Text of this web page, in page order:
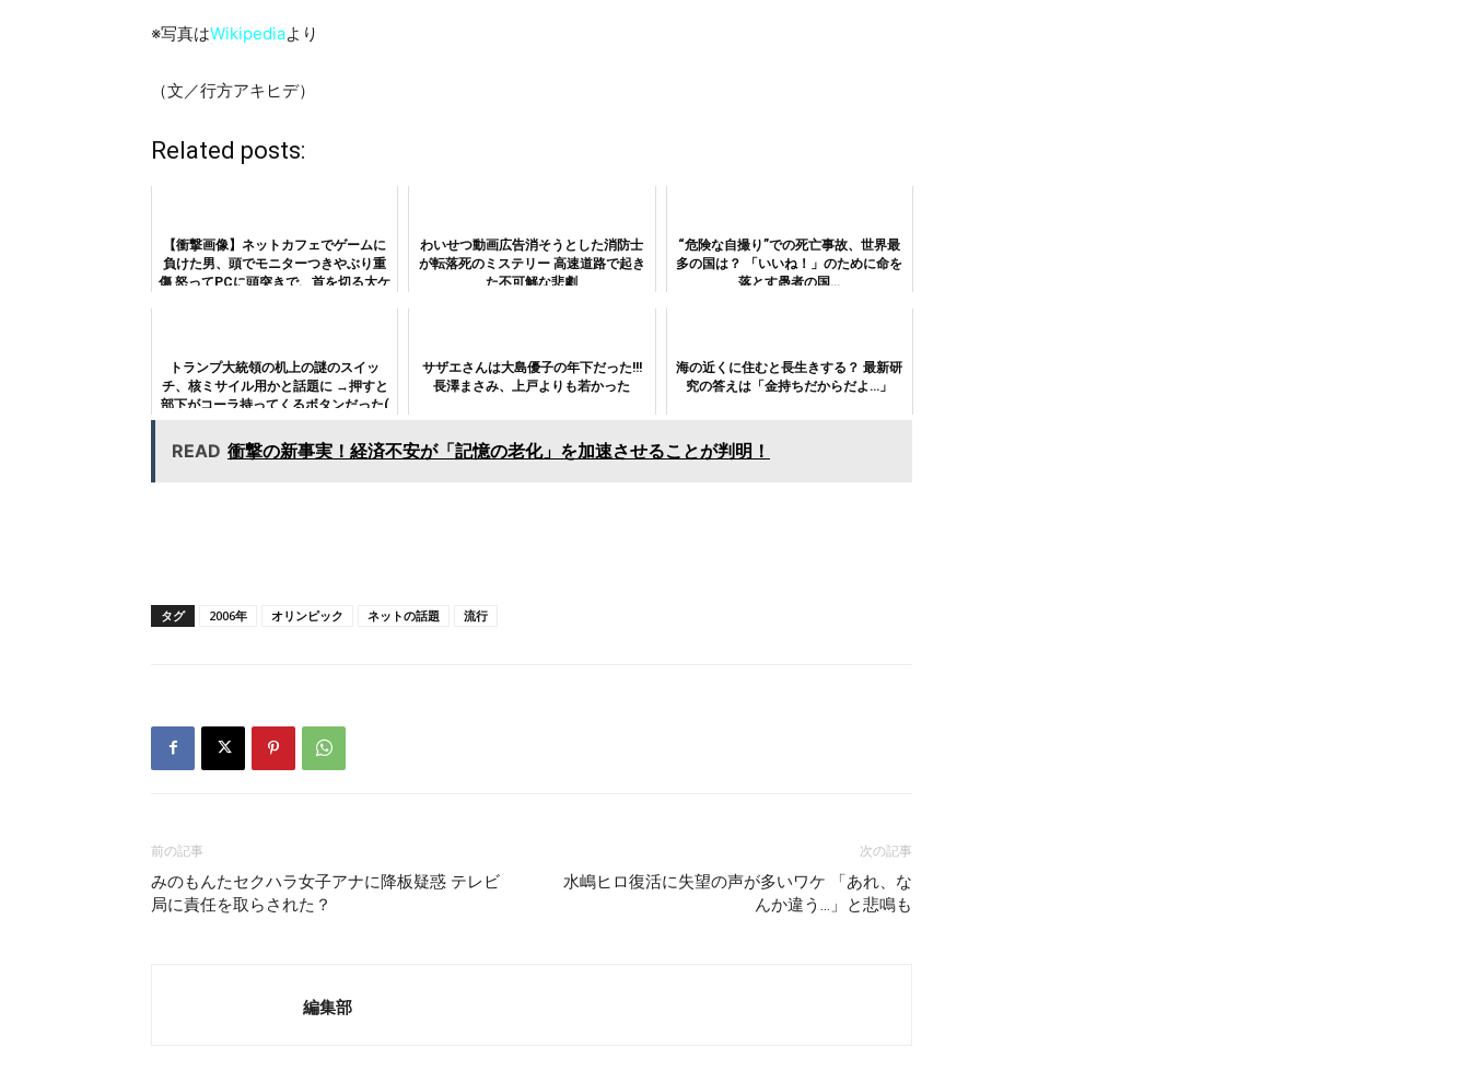
※写真はWikipediaより
（文／行方アキヒデ）
Related posts:
【衝撃画像】ネットカフェでゲームに
負けた男、頭でモニターつきやぶり重
傷 怒ってPCに頭突きで、首を切る大ケ
わいせつ動画広告消そうとした消防士
が転落死のミステリー 高速道路で起き
た不可解な悲劇
“危険な自撮り”での死亡事故、世界最
多の国は？ 「いいね！」のために命を
落とす愚者の国…
トランプ大統領の机上の謎のスイッ
チ、核ミサイル用かと話題に →押すと
部下がコーラ持ってくるボタンだった(
サザエさんは大島優子の年下だった!!!
長澤まさみ、上戸よりも若かった
海の近くに住むと長生きする？ 最新研
究の答えは「金持ちだからだよ…」
READ 衝撃の新事実！経済不安が「記憶の老化」を加速させることが判明！
タグ 2006年 オリンピック ネットの話題 流行
前の記事
みのもんたセクハラ女子アナに降板疑惑 テレビ
局に責任を取らされた？
次の記事
水嶋ヒロ復活に失望の声が多いワケ 「あれ、な
んか違う…」と悲鳴も
編集部